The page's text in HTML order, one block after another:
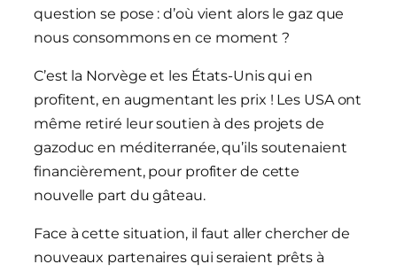
question se pose : d’où vient alors le gaz que
nous consommons en ce moment ?
C’est la Norvège et les États-Unis qui en
profitent, en augmentant les prix ! Les USA ont
même retiré leur soutien à des projets de
gazoduc en méditerranée, qu’ils soutenaient
financièrement, pour profiter de cette
nouvelle part du gâteau.
Face à cette situation, il faut aller chercher de
nouveaux partenaires qui seraient prêts à